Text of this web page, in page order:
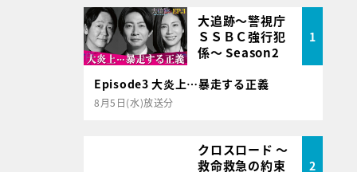
大追跡～警視庁
ＳＳＢＣ強行犯
係～ Season2
1
Episode3 大炎上…暴走する正義
8月5日(水)放送分
クロスロード ～
救命救急の約束
2